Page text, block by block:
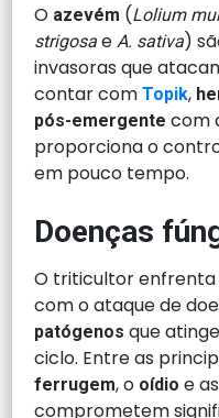
O azevém (Lolium
strigosae A. sativa)
invasoras que
contar comTopik,
pós-emergente com
proporciona o
em pouco tempo.
Doenças
O triticultor
com o ataque de
patógenosque
ciclo. Entre as
ferrugem, o oídioe as
comprometem